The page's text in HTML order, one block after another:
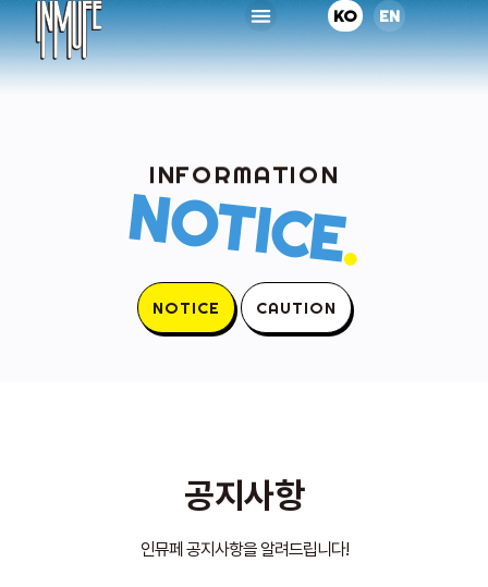
KO EN
INFORMATION
NOTICE.
NOTICE CAUTION
공지사항
인뮤페 공지사항을 알려드립니다!